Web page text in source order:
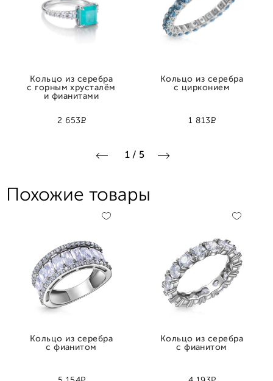
2 653Р
Кольцо из серебра
с горным хрусталём
и фианитами
1 813Р
Кольцо из серебра
с цирконием
1 / 5
Похожие товары
Кольцо из серебра
с фианитом
Кольцо из серебра
с фианитом